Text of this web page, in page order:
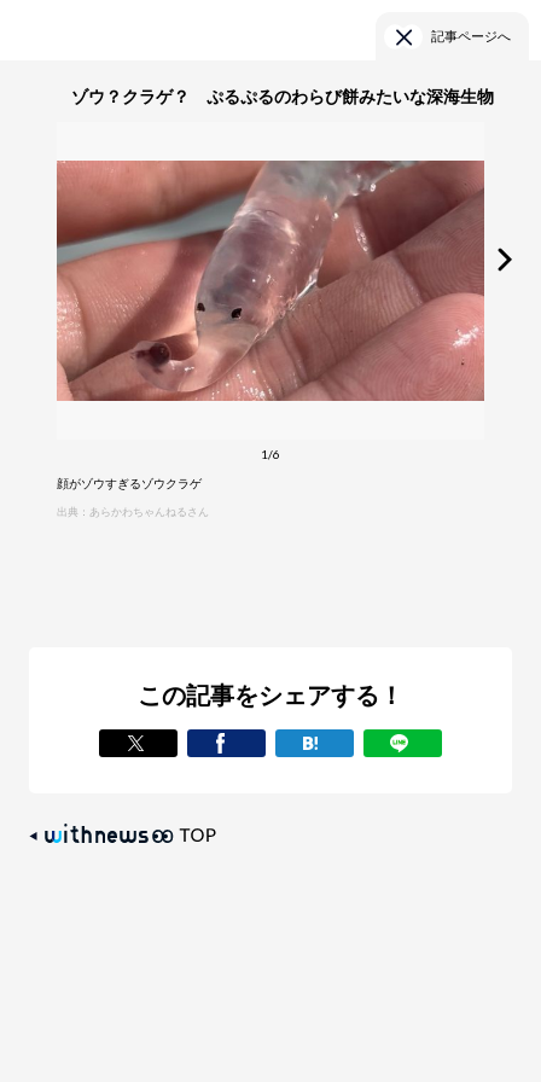
記事ページへ
ゾウ？クラゲ？ ぷるぷるのわらび餅みたいな深海生物
1/6
顔がゾウすぎるゾウクラゲ
出典：あらかわちゃんねるさん
この記事をシェアする！